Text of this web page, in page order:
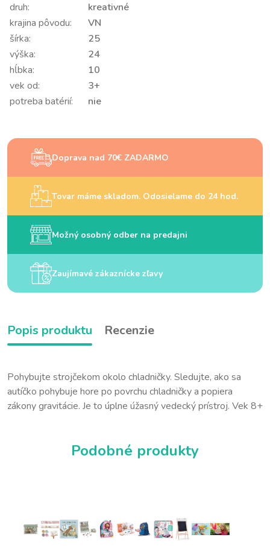
druh:
kreativné
krajina pôvodu:
VN
šírka:
25
výška:
24
hĺbka:
10
vek od:
3+
potreba batérií:
nie
Doprava nad 70€ ZADARMO
Tovar máme skladom. Odosielame do 24 hod.
Možný osobný odber na predajni
Zaujímavé zákaznícke zľavy
Popis produktu Recenzie
Pohybujte strojčekom okolo chladničky. Sledujte, ako sa
autíčko pohybuje hore po povrchu chladničky a popiera
zákony gravitácie. Je to úplne úžasný vedecký prístroj. Vek 8+
Podobné produkty